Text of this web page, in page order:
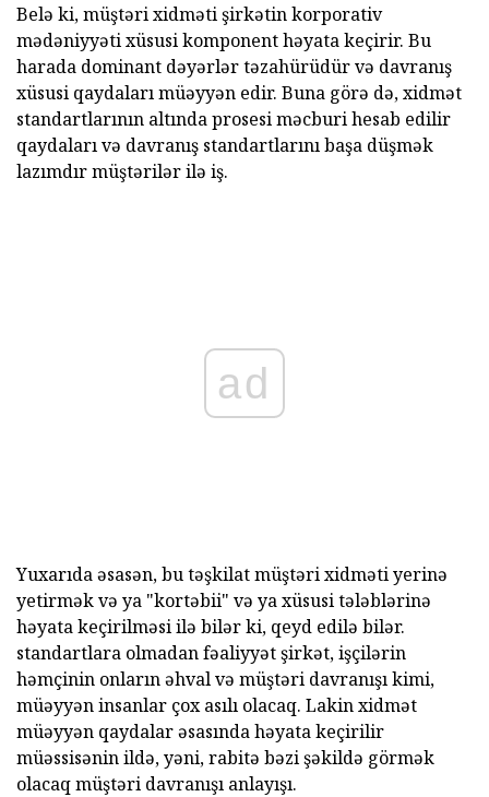
Belə ki, müştəri xidməti şirkətin korporativ
mədəniyyəti xüsusi komponent həyata keçirir. Bu
harada dominant dəyərlər təzahürüdür və davranış
xüsusi qaydaları müəyyən edir. Buna görə də, xidmət
standartlarının altında prosesi məcburi hesab edilir
qaydaları və davranış standartlarını başa düşmək
lazımdır müştərilər ilə iş.
ad
Yuxarıda əsasən, bu təşkilat müştəri xidməti yerinə
yetirmək və ya "kortəbii" və ya xüsusi tələblərinə
həyata keçirilməsi ilə bilər ki, qeyd edilə bilər.
standartlara olmadan fəaliyyət şirkət, işçilərin
həmçinin onların əhval və müştəri davranışı kimi,
müəyyən insanlar çox asılı olacaq. Lakin xidmət
müəyyən qaydalar əsasında həyata keçirilir
müəssisənin ildə, yəni, rabitə bəzi şəkildə görmək
olacaq müştəri davranışı anlayışı.